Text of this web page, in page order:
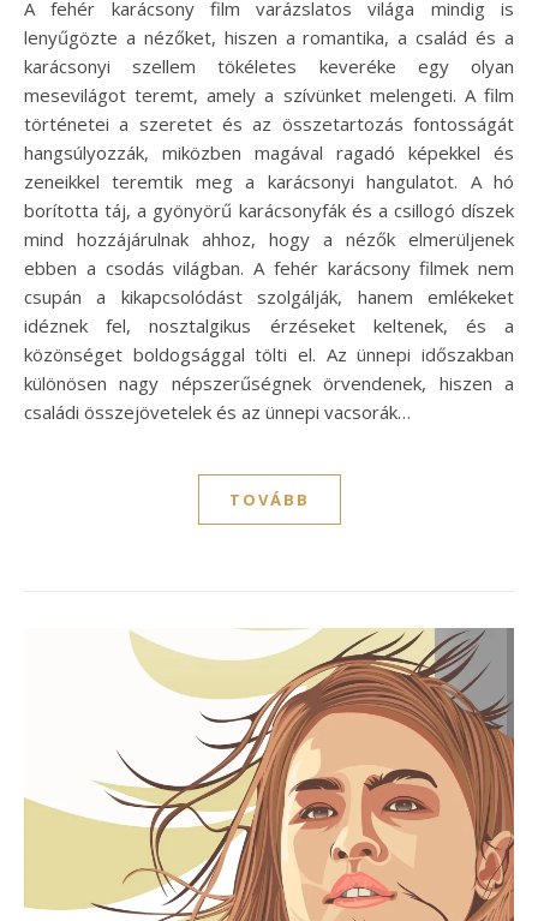
A fehér karácsony film varázslatos világa mindig is
lenyűgözte a nézőket, hiszen a romantika, a család és a
karácsonyi szellem tökéletes keveréke egy olyan
mesevilágot teremt, amely a szívünket melengeti. A film
történetei a szeretet és az összetartozás fontosságát
hangsúlyozzák, miközben magával ragadó képekkel és
zeneikkel teremtik meg a karácsonyi hangulatot. A hó
borította táj, a gyönyörű karácsonyfák és a csillogó díszek
mind hozzájárulnak ahhoz, hogy a nézők elmerüljenek
ebben a csodás világban. A fehér karácsony filmek nem
csupán a kikapcsolódást szolgálják, hanem emlékeket
idéznek fel, nosztalgikus érzéseket keltenek, és a
közönséget boldogsággal tölti el. Az ünnepi időszakban
különösen nagy népszerűségnek örvendenek, hiszen a
családi összejövetelek és az ünnepi vacsorák…
TOVÁBB